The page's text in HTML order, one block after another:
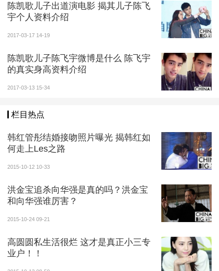
赵本山现任妻子马丽娟
1992年，赵本山与马丽娟结婚。1997年的大年初
一，马丽娟又为他添了一对龙凤胎。小名叫牛牛和妞
妞，大名叫赵一楠和赵一涵。
马丽娟，女，回族，内蒙赤峰市红山区人，出生于
1965年10月28日，是著名小品演员赵本山的现任妻子
，辽宁戏曲学校青年教师，因才貌出众，在铁岭民间艺
术团时与赵本山相识。 因为一次意外受伤，马丽娟到医
院照顾赵本山，和赵本山产生感情。1992年十月，赵本
陈凯歌儿子出道演电影 揭其儿子陈飞
宇个人资料介绍
2017-03-17 14-19
陈凯歌儿子陈飞宇微博是什么 陈飞宇
的真实身高资料介绍
2017-03-13 15-34
栏目热点
韩红管彤结婚接吻照片曝光 揭韩红如
何走上Les之路
2015-10-12 10-33
洪金宝追杀向华强是真的吗？洪金宝
和向华强谁厉害？
2015-10-24 09-21
高圆圆私生活很烂 这才是真正小三专
业户！！